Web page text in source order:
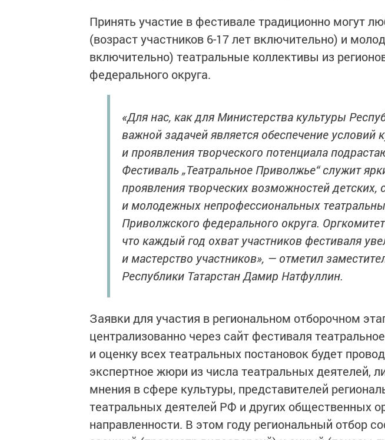
Принять участие в фестивале традиционно могут
(возраст участников 6-17 лет включительно) и
включительно) театральные коллективы из
федерального округа.
«Для нас, как для Министерства культуры
важной задачей является обеспечение условий
и проявления творческого потенциала
Фестиваль „Театральное Приволжье“ служит
проявления творческих возможностей детских,
и молодежных непрофессиональных
Приволжского федерального округа.
что каждый год охват участников фестиваля
и мастерство участников», — отметил
Республики Татарстан Дамир Натфуллин.
Заявки для участия в региональном отборочном
централизованно через сайт фестиваля
и оценку всех театральных постановок будет
экспертное жюри из числа театральных деятелей,
мнения в сфере культуры, представителей
театральных деятелей РФ и других общественных
направленности. В этом году региональный отбор